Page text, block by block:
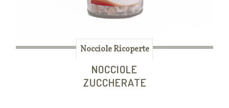
Nocciole Ricoperte
NOCCIOLE
ZUCCHERATE